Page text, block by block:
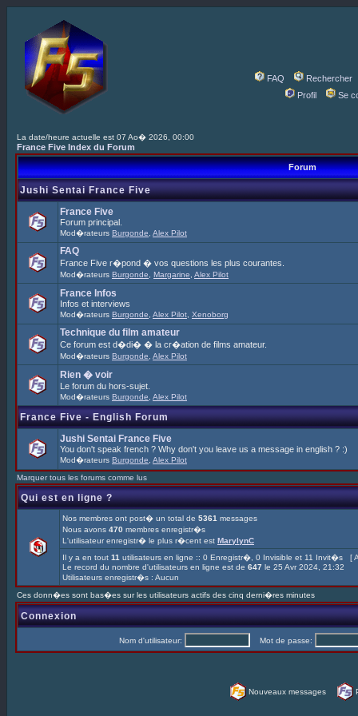
FAQ
Rechercher
Profil
Se
La date/heure actuelle est 07 Ao� 2026, 00:00
France Five Index du Forum
Forum
Jushi Sentai France Five
France Five
Forum principal.
Mod�rateurs Burgonde Alex Pilot
FAQ
France Five r�pond � vos questions les plus courantes.
Mod�rateurs Burgonde Margarine Alex Pilot
France Infos
Infos et interviews
Mod�rateurs Burgonde Alex Pilot Xenoborg
Technique du film amateur
Ce forum est d�di� � la cr�ation de films amateur.
Mod�rateurs Burgonde Alex Pilot
Rien � voir
Le forum du hors-sujet.
Mod�rateurs Burgonde Alex Pilot
France Five - English Forum
Jushi Sentai France Five
You don't speak french ? Why don't you leave us a message in english ? :)
Mod�rateurs Burgonde Alex Pilot
Marquer tous les forums comme lus
Qui est en ligne ?
Nos membres ont post� un total de 5361 messages
Nous avons 470 membres enregistr�s
L'utilisateur enregistr� le plus r�cent est MarylynC
Il y a en tout 11 utilisateurs en ligne :: 0 Enregistr�, 0 Invisible et 11 Invit�s [
Le record du nombre d'utilisateurs en ligne est de 647 le 25 Avr 2024, 21:32
Utilisateurs enregistr�s : Aucun
Ces donn�es sont bas�es sur les utilisateurs actifs des cinq derni�res minutes
Connexion
Nom d'utilisateur: Mot de passe:
Nouveaux messages